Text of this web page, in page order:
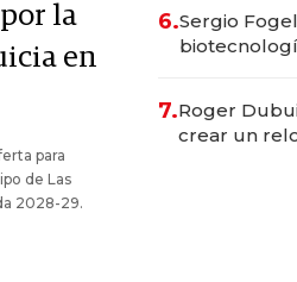
la
en
para
de Las
2028-29.
6.Sergio
7.Roger
crear un